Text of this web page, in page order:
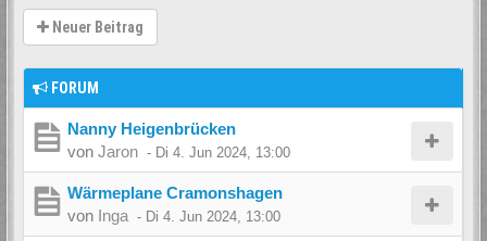
Neuer Beitrag
FORUM
Nanny Heigenbrücken
von Jaron - Di 4. Jun 2024, 13:00
Wärmeplane Cramonshagen
von Inga - Di 4. Jun 2024, 13:00